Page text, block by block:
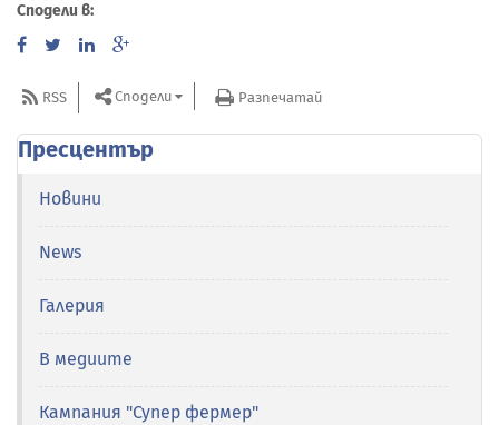
Сподели в:
RSS Сподели Разпечатай
Пресцентър
Новини
News
Галерия
В медиите
Кампания "Супер фермер"